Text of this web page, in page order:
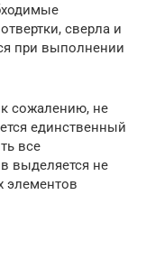
сверла и
при выполнении
к сожалению, не
единственный
все
выделяется не
элементов